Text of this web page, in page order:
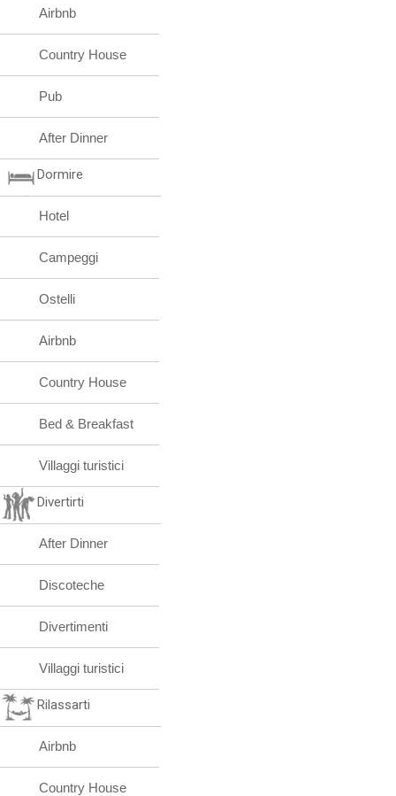
Airbnb
Country House
Pub
After Dinner
Dormire
Hotel
Campeggi
Ostelli
Airbnb
Country House
Bed & Breakfast
Villaggi turistici
Divertirti
After Dinner
Discoteche
Divertimenti
Villaggi turistici
Rilassarti
Airbnb
Country House